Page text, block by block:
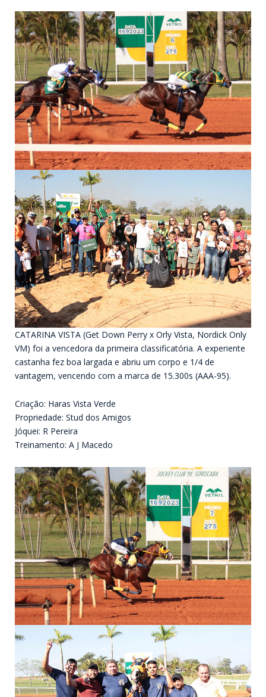
CATARINA VISTA (Get Down Perry x Orly Vista, Nordick Only
VM) foi a vencedora da primeira classificatória. A experiente
castanha fez boa largada e abriu um corpo e 1/4 de
vantagem, vencendo com a marca de 15.300s (AAA-95).
Criação: Haras Vista Verde
Propriedade: Stud dos Amigos
Jóquei: R Pereira
Treinamento: A J Macedo